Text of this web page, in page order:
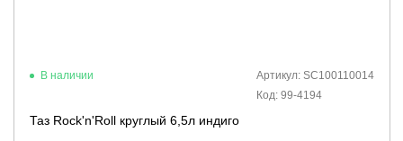
В наличии
Артикул: SC100110014
Код: 99-4194
Таз Rock'n'Roll круглый 6,5л индиго